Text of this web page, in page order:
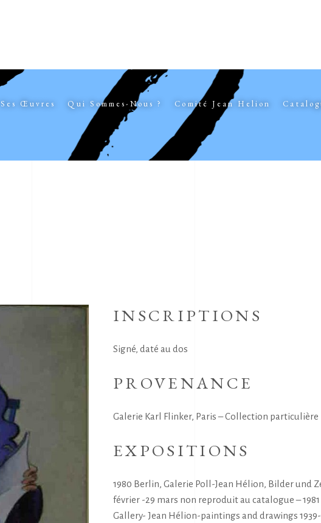
Ses Œuvres Qui Sommes-Nous ? Comité Jean Helion
INSCRIPTIONS
Signé, daté au dos
PROVENANCE
Galerie Karl Flinker, Paris – Collection particulière
EXPOSITIONS
1980 Berlin, Galerie Poll-Jean Hélion, Bilder und
février -29 mars non reproduit au catalogue –
Gallery- Jean Hélion-paintings and drawings